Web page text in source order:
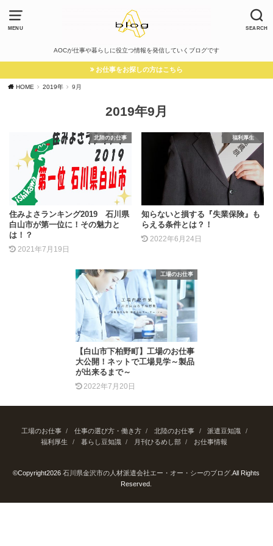
MENU SEARCH
AOCが仕事や暮らしに役立つ情報を発信していくブログです
お仕事をお探しの方はこちら
HOME 2019年 9月
2019年9月
北陸のお仕事
住みよさランキング2019 石川県
白山市が第一位に！その魅力と
は！？
2021年7月19日
福利厚生
知らないと損する『失業保険』も
らえる条件とは？！
2022年6月24日
工場のお仕事
【白山市下柏野町】工場のお仕事
大公開！ネットで工場見学～製品
が出来るまで～
2022年7月20日
工場のお仕事 仕事の選び方・働き方 北陸のお仕事
派遣豆知識
福利厚生
暮らし豆知識 月刊ひるめし部 お仕事情報
©Copyright2026石川県金沢市の人材派遣会社エー・オー・シーのブログ .All Rights
Reserved.